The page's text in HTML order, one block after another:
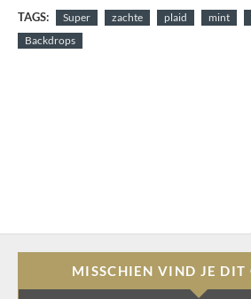
TAGS: Super zachte plaid mint
Backdrops
MISSCHIEN VIND JE DIT